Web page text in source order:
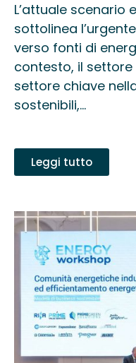
L’attuale scenario
sottolinea
verso fonti di
contesto, il
settore chiave
sostenibili,...
Leggi tutto